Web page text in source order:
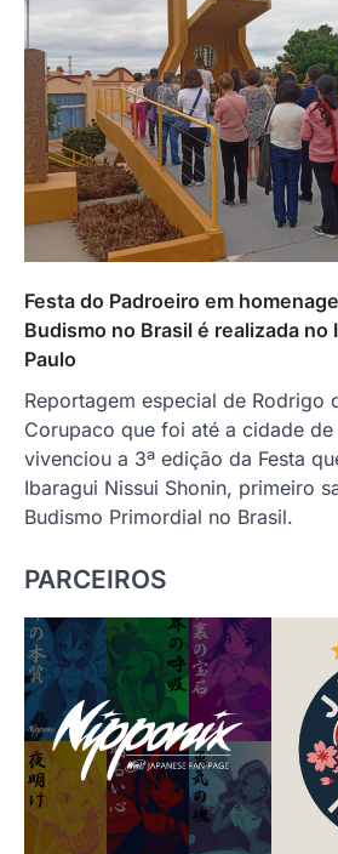
Festa do Padroeiro em
Budismo no Brasil é realizada no
Paulo
Reportagem especial de Rodrigo
Corupaco que foi até a cidade de
vivenciou a 3ª edição da Festa
Ibaragui Nissui Shonin, primeiro
Budismo Primordial no Brasil.
PARCEIROS